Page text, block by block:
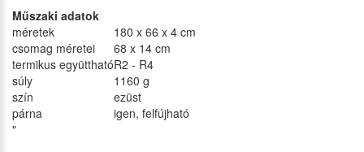
Műszaki adatok
méretek
180 x 66 x 4 cm
csomag méretei
68 x 14 cm
termikus együtthatóR2 - R4
súly
1160 g
szín
ezüst
párna
igen, felfújható
"